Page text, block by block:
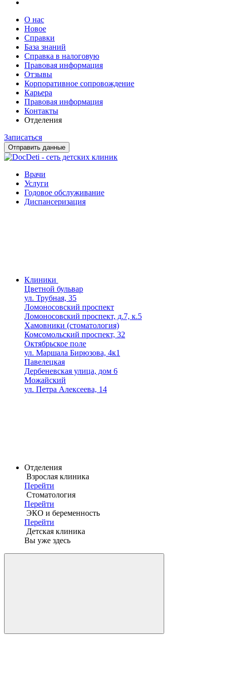
О нас
Новое
Справки
База знаний
Справка в налоговую
Правовая информация
Отзывы
Корпоративное сопровождение
Карьера
Правовая информация
Контакты
Отделения
Записаться
Отправить данные
Врачи
Услуги
Годовое обслуживание
Диспансеризация
Клиники
Цветной бульвар
ул. Трубная, 35
Ломоносовский проспект
Ломоносовский проспект, д.7, к.5
Хамовники (стоматология)
Комсомольский проспект, 32
Октябрьское поле
ул. Маршала Бирюзова, 4к1
Павелецкая
Дербеневская улица, дом 6
Можайский
ул. Петра Алексеева, 14
Отделения
Взрослая клиника
Перейти
Стоматология
Перейти
ЭКО и беременность
Перейти
Детская клиника
Вы уже здесь